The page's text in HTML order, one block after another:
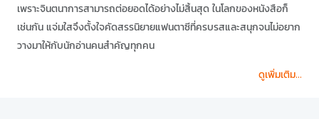
เพราะจินตนาการสามารถต่อยอดได้อย่างไม่สิ้นสุด ในโลกของหนังสือก็
เช่นกัน แจ่มใสจึงตั้งใจคัดสรรนิยายแฟนตาซีที่ครบรสและสนุกจนไม่อยาก
วางมาให้กับนักอ่านคนสำคัญทุกคน
ดูเพิ่มเติม...